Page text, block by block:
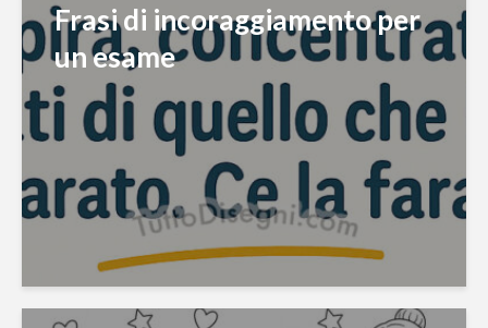
Frasi di incoraggiamento per
un esame